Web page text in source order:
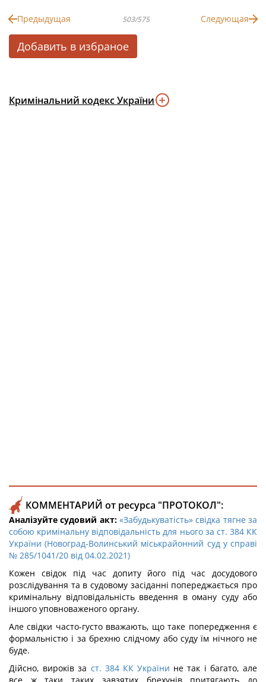
Предыдущая 503/575 Следующая
Добавить в избраное
Кримінальний кодекс України
КОММЕНТАРИЙ от ресурса "ПРОТОКОЛ":
Аналізуйте судовий акт: «Забудькуватість» свідка тягне за
собою кримінальну відповідальність для нього за ст. 384 КК
України (Новоград-Волинський міськрайонний суд у справі
№ 285/1041/20 від 04.02.2021)
Кожен свідок під час допиту його під час досудового
розслідування та в судовому засіданні попереджається про
кримінальну відповідальність введення в оману суду або
іншого уповноваженого органу.
Але свідки часто-густо вважають, що таке попередження є
формальністю і за брехню слідчому або суду їм нічного не
буде.
Дійсно, вироків за ст. 384 КК України не так і багато, але